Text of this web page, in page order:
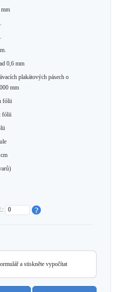
0,6 mm
plakátových pásech o
mm
fólii
fólii
a stiskněte vypočítat